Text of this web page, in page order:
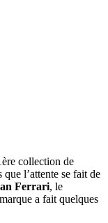
collection de
l’attente se fait de
Ferrari, le
a fait quelques